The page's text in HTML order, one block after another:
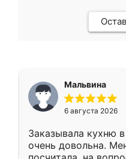
Мальвина
6 августа 2026
Заказывала кухню
очень довольна.